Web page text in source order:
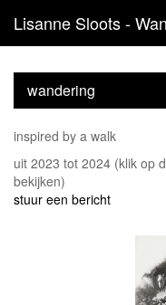
Lisanne Sloots -
wandering
inspired by a walk
uit 2023 tot 2024 (klik op
bekijken)
stuur een bericht